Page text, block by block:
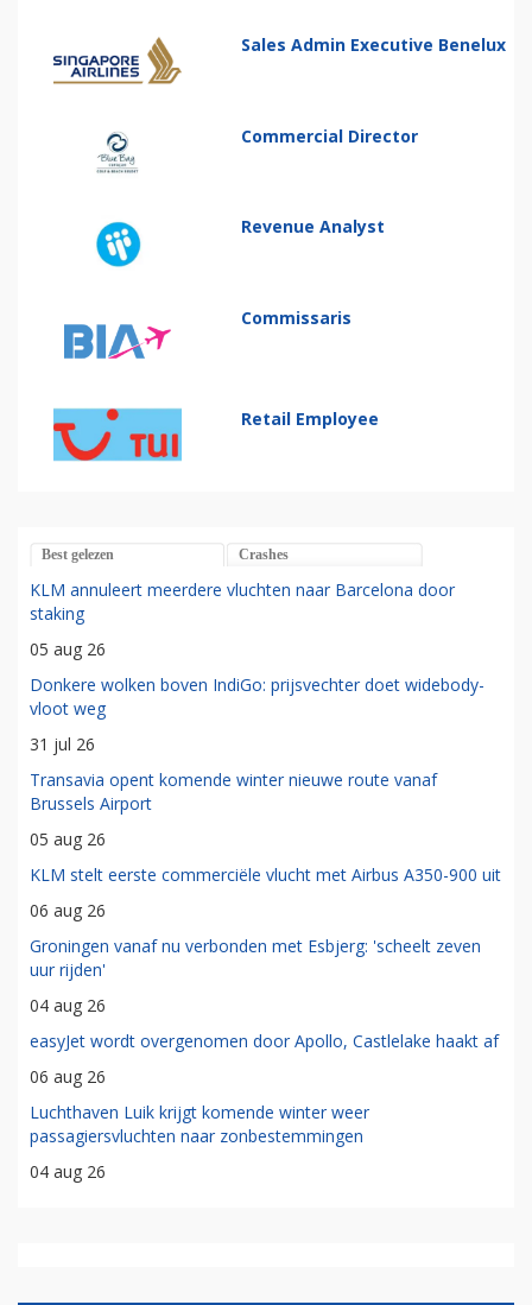
Sales Admin Executive Benelux
Commercial Director
Revenue Analyst
Commissaris
Retail Employee
Best gelezen Crashes
KLM annuleert meerdere vluchten naar Barcelona door
staking
05 aug 26
Donkere wolken boven IndiGo: prijsvechter doet widebody-
vloot weg
31 jul 26
Transavia opent komende winter nieuwe route vanaf
Brussels Airport
05 aug 26
KLM stelt eerste commerciële vlucht met Airbus A350-900 uit
06 aug 26
Groningen vanaf nu verbonden met Esbjerg: 'scheelt zeven
uur rijden'
04 aug 26
easyJet wordt overgenomen door Apollo, Castlelake haakt af
06 aug 26
Luchthaven Luik krijgt komende winter weer
passagiersvluchten naar zonbestemmingen
04 aug 26